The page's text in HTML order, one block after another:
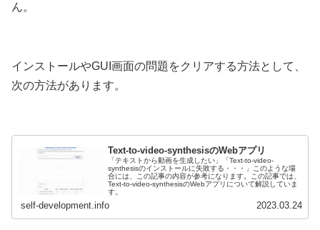
ん。
インストールやGUI画面の問題をクリアする方法として、
次の方法があります。
Text-to-video-synthesisのWebアプリ
「テキストから動画を生成したい」「Text-to-video-
synthesisのインストールに失敗する・・・」このような場
合には、この記事の内容が参考になります。この記事では、
Text-to-video-synthesisのWebアプリについて解説していま
す。
self-development.info 2023.03.24